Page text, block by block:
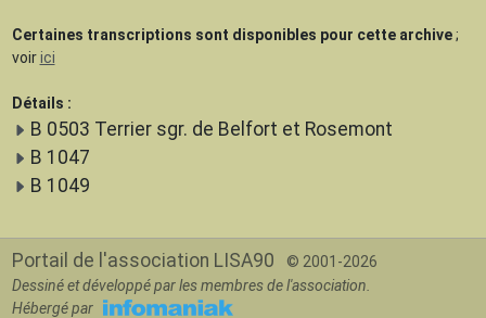
Certaines transcriptions sont disponibles pour cette archive;
voirici
Détails :
B 0503 Terrier sgr. de Belfort et Rosemont
B 1047
B 1049
Portail de l'association LISA90
© 2001-2026
Dessiné et développé par les membres de l'association.
Hébergé par